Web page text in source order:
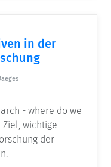
in der
- where do we
wichtige
der